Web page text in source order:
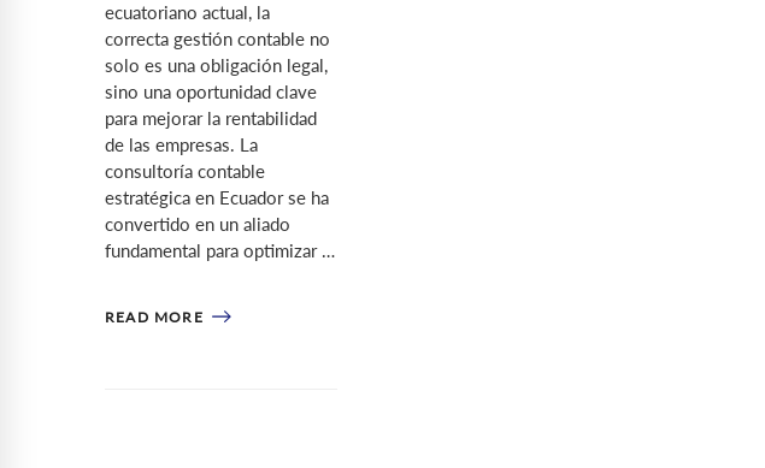
ecuatoriano actual, la
correcta gestión contable no
solo es una obligación legal,
sino una oportunidad clave
para mejorar la rentabilidad
de las empresas. La
consultoría contable
estratégica en Ecuador se ha
convertido en un aliado
fundamental para optimizar …
READ MORE